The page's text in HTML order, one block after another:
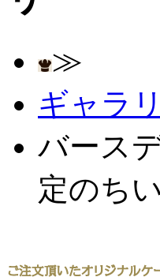
≫
ギャラ
バース
定のち